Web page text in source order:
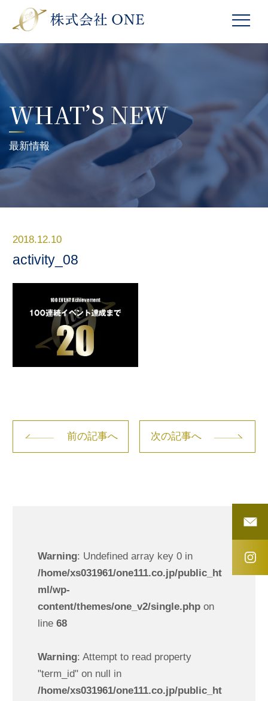
WHAT’S NEW
最新情報
2018.12.10
activity_08
前の記事へ 次の記事へ
Warning: Undefined array key 0 in
/home/xs031961/one111.co.jp/public_ht
ml/wp-
content/themes/one_v2/single.phpon
line 68
Warning: Attempt to read property
"term_id" on null in
/home/xs031961/one111.co.jp/public_ht